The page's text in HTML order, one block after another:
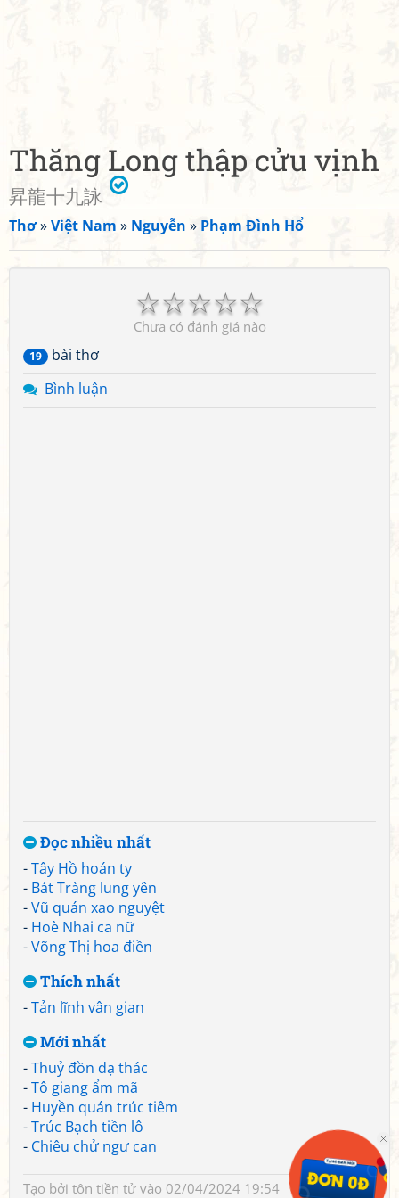
Thăng Long thập cửu vịnh
昇龍十九詠
Thơ»Việt Nam » Nguyễn » Phạm Đình Hổ
☆
☆
☆
☆
☆
Chưa có đánh giá nào
19
bài thơ
Bình luận
Đọc nhiều nhất
-Tây Hồ hoán ty
- Bát Tràng lung yên
-Vũ quán xao nguyệt
- Hoè Nhai ca nữ
-Võng Thị hoa điền
Thích nhất
-Tản lĩnh vân gian
Mới nhất
-Thuỷ đồn dạ thác
-Tô giang ẩm mã
- Huyền quán trúc tiêm
-Trúc Bạch tiền lô
- Chiêu chử ngư can
Tạo bởi tôn tiền tửvào 02/04/2024 19:54